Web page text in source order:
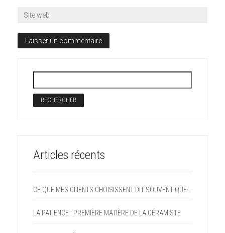
Articles récents
LA PATIENCE : PREMIÈRE MATIÈRE DE LA CÉRAMISTE